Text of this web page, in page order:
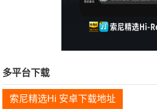
多平台下载
索尼精选Hi 安卓下载地址